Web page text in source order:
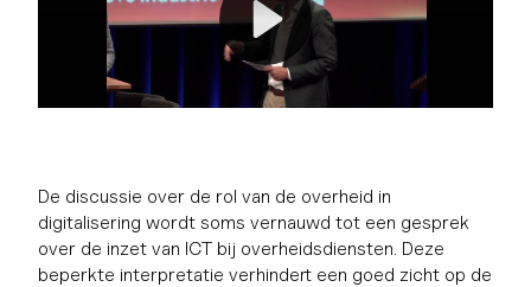
De discussie over de rol van de overheid in
digitalisering wordt soms vernauwd tot een gesprek
over de inzet van ICT bij overheidsdiensten. Deze
beperkte interpretatie verhindert een goed zicht op de